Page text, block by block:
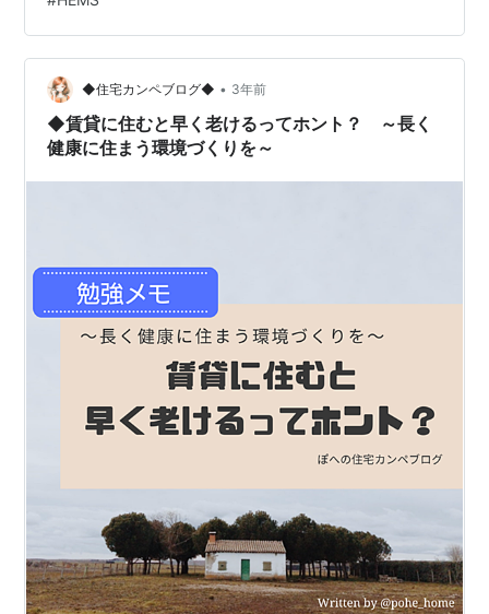
◆住宅カンペブログ◆ • 3年前
◆賃貸に住むと早く老けるってホント？ ～長く
健康に住まう環境づくりを～